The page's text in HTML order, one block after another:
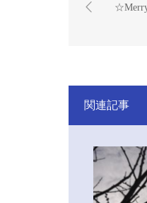
関連記事